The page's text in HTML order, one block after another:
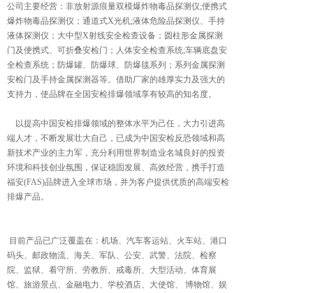
公司主要经营：非放射源痕量双模爆炸物毒品探测仪;便携式
爆炸物毒品探测仪；通道式X光机;液体危险品探测仪、手持
液体探测仪；大中型X射线安全检查设备；圆柱形金属探测
门及便携式、可折叠安检门；人体安全检查系统;车辆底盘安
全检查系统；防爆罐、防爆球、防爆毯系列；系列金属探测
安检门及手持金属探测器等。借助厂家的雄厚实力及强大的
支持力，使品牌在全国安检排爆领域享有较高的知名度。
以提高中国安检排爆领域的整体水平为己任，大力引进高
端人才，不断发展壮大自己，已成为中国安检反恐领域和高
新技术产业的主力军，充分利用世界制造业名城良好的投资
环境和科技创业氛围，保证稳固发展、高效经营，携手打造
福安(FAS)品牌进入全球市场，并为客户提供优质的高端安检
排爆产品。
目前产品已广泛覆盖在：机场、汽车客运站、火车站、港口
码头、邮政物流、海关、军队、公安、武警、法院、检察
院、监狱、看守所、劳教所、戒毒所、大型活动、体育展
馆、旅游景点、金融电力、学校酒店、大使馆、 博物馆、娱